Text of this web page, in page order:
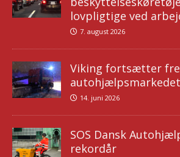
lovpligtige ved
7. august 2026
Viking fortsætter
autohjælpsmarkedet
14. juni 2026
SOS Dansk
rekordår